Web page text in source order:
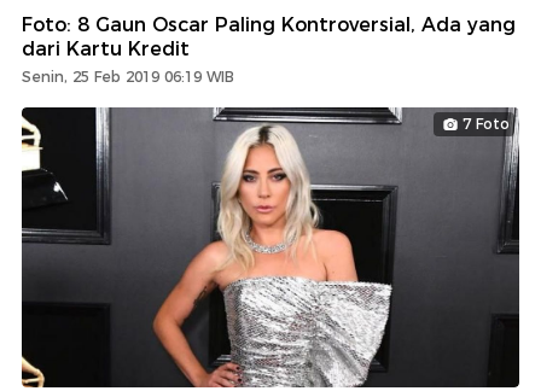
Foto: 8 Gaun Oscar Paling Kontroversial, Ada yang
dari Kartu Kredit
Senin, 25 Feb 2019 06:19 WIB
7 Foto